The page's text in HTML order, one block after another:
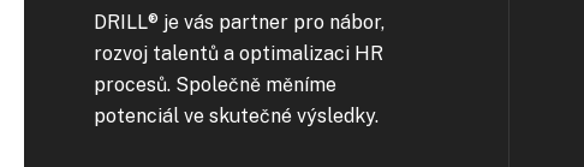
DRILL® je vás partner pro nábor,
rozvoj talentů a optimalizaci HR
procesů. Společně měníme
potenciál ve skutečné výsledky.